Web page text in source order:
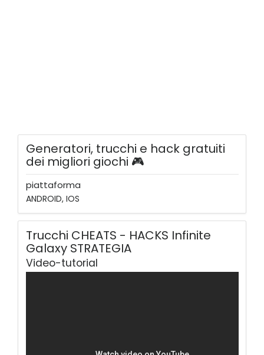
Generatori, trucchi e hack gratuiti
dei migliori giochi 🎮
piattaforma
ANDROID, IOS
Trucchi CHEATS - HACKS Infinite
Galaxy STRATEGIA
Video-tutorial